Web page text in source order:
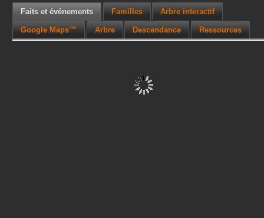
Faits et événements Familles Arbre interactif
Google Maps™ Arbre Descendance Ressources